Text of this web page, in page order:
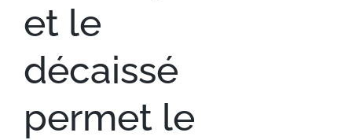
et le
décaissé
permet le